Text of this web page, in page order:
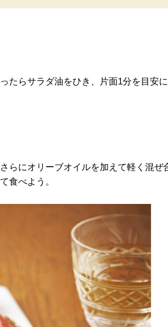
たらサラダ油をひき、片面1分を目安
らにオリーブオイルを加えて軽く混
食べよう。